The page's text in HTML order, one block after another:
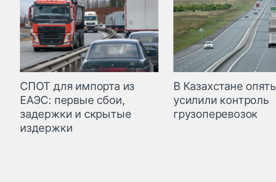
СПОТ для импорта из
ЕАЭС: первые сбои,
задержки и скрытые
издержки
В Казахстане опять
усилили контроль
грузоперевозок